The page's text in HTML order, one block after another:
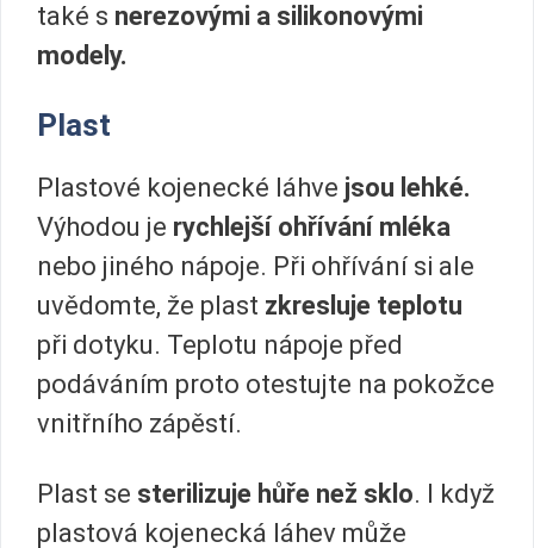
také s nerezovými a silikonovými
modely.
Plast
Plastové kojenecké láhve jsou lehké.
Výhodou je rychlejší ohřívání mléka
nebo jiného nápoje. Při ohřívání si ale
uvědomte, že plast zkresluje teplotu
při dotyku. Teplotu nápoje před
podáváním proto otestujte na pokožce
vnitřního zápěstí.
Plast se sterilizuje hůře než sklo. I když
plastová kojenecká láhev může